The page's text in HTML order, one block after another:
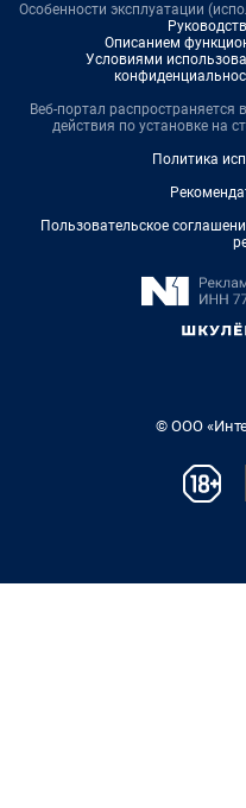
Особенности эксплуатации
Описанием
Условиями
Веб-портал распространяется
действия по установке на
Политика
Пользовательское
© ООО